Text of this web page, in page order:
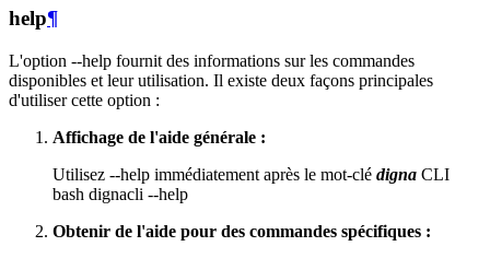
help¶
L'option --help fournit des informations sur les commandes
disponibles et leur utilisation. Il existe deux façons principales
d'utiliser cette option :
Affichage de l'aide générale :
Utilisez --help immédiatement après le mot-clé digna CLI
bash dignacli --help
Obtenir de l'aide pour des commandes spécifiques :